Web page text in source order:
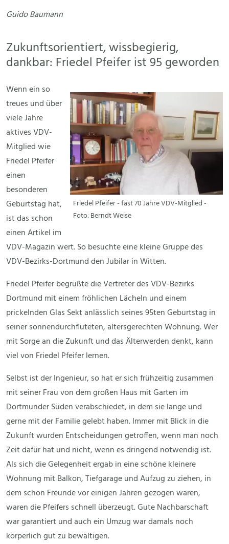
Guido Baumann
Zukunftsorientiert, wissbegierig,
dankbar: Friedel Pfeifer ist 95 geworden
Friedel Pfeifer - fast 70 Jahre VDV-Mitglied -
Foto: Berndt Weise
Wenn ein so
treues und über
viele Jahre
aktives VDV-
Mitglied wie
Friedel Pfeifer
einen
besonderen
Geburtstag hat,
ist das schon
einen Artikel im
VDV-Magazin wert. So besuchte eine kleine Gruppe des
VDV-Bezirks-Dortmund den Jubilar in Witten.
Friedel Pfeifer begrüßte die Vertreter des VDV-Bezirks
Dortmund mit einem fröhlichen Lächeln und einem
prickelnden Glas Sekt anlässlich seines 95ten Geburtstag in
seiner sonnendurchfluteten, altersgerechten Wohnung. Wer
mit Sorge an die Zukunft und das Älterwerden denkt, kann
viel von Friedel Pfeifer lernen.
Selbst ist der Ingenieur, so hat er sich frühzeitig zusammen
mit seiner Frau von dem großen Haus mit Garten im
Dortmunder Süden verabschiedet, in dem sie lange und
gerne mit der Familie gelebt haben. Immer mit Blick in die
Zukunft wurden Entscheidungen getroffen, wenn man noch
Zeit dafür hat und nicht, wenn es dringend notwendig ist.
Als sich die Gelegenheit ergab in eine schöne kleinere
Wohnung mit Balkon, Tiefgarage und Aufzug zu ziehen, in
dem schon Freunde vor einigen Jahren gezogen waren,
waren die Pfeifers schnell überzeugt. Gute Nachbarschaft
war garantiert und auch ein Umzug war damals noch
körperlich gut zu bewältigen.